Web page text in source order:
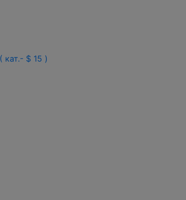
кат.- $ 15 )